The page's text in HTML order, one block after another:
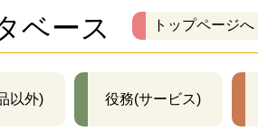
ベース トップページへ
以外) 役務(サービス)